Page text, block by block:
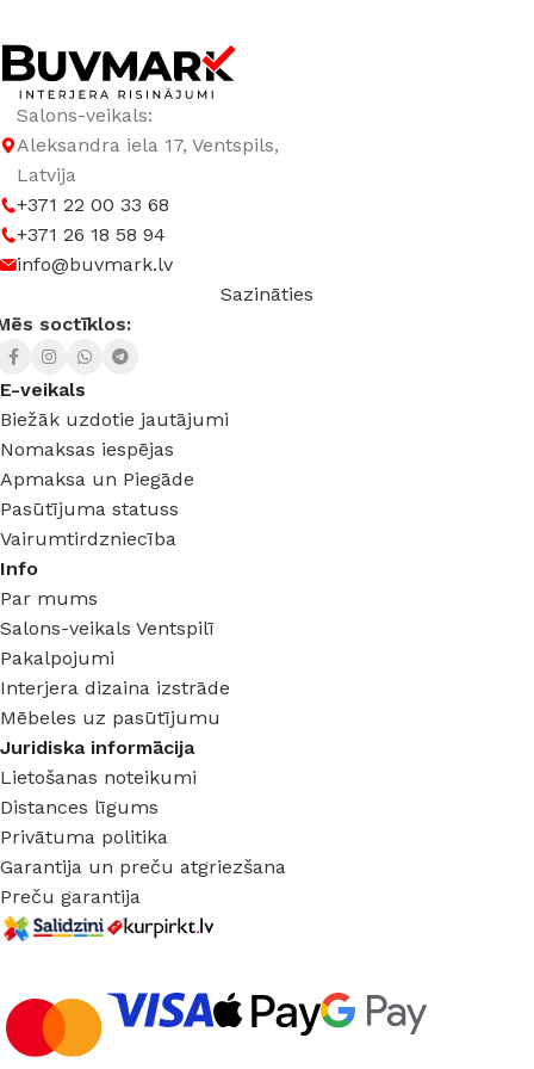
DURVJU MATERIĀLS
Salons-veikals:
Aleksandra iela 17, Ventspils,
Latvija
+371 22 00 33 68
+371 26 18 58 94
info@buvmark.lv
Sazināties
soctīklos:
E-veikals
Biežāk uzdotie jautājumi
Nomaksas iespējas
Apmaksa un Piegāde
Pasūtījuma statuss
Vairumtirdzniecība
Info
Par mums
Salons-veikals Ventspilī
Pakalpojumi
Interjera dizaina izstrāde
Mēbeles uz pasūtījumu
Juridiska informācija
Lietošanas noteikumi
Distances līgums
Privātuma politika
Garantija un preču atgriezšana
Preču garantija